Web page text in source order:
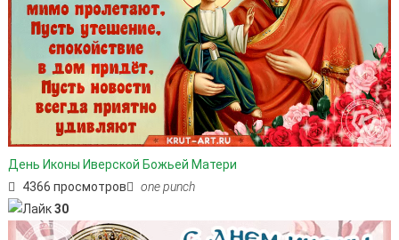
День Иконы Иверской Божьей Матери
4366 просмотров
one punch
30